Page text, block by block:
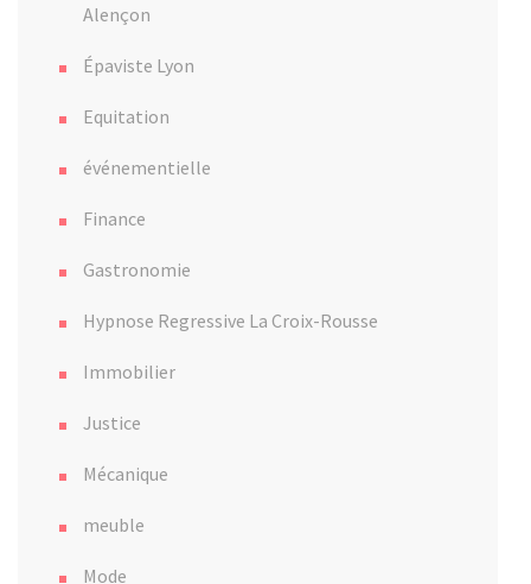
Alençon
Épaviste Lyon
Equitation
événementielle
Finance
Gastronomie
Hypnose Regressive La Croix-Rousse
Immobilier
Justice
Mécanique
meuble
Mode